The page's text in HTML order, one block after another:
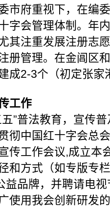
市府重视下，在编
字会管理体制。年
其注重发展注册志
册管理。在金阊区
成2-3个（初定张
工作
普法教育，宣传普
彻中国红十字会总
传工作会议,成立本
和方式（如专版专
益品牌，并聘请电
使用我会创新研发